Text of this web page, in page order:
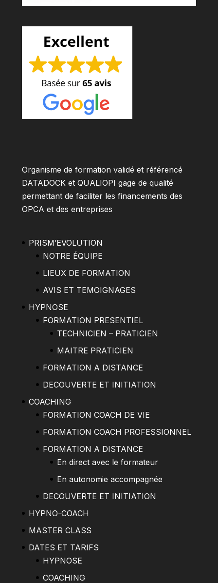
Organisme de formation validé et référencé
DATADOCK et QUALIOPI gage de qualité
permettant de faciliter les financements des
OPCA et des entreprises
PRISM’EVOLUTION
NOTRE ÉQUIPE
LIEUX DE FORMATION
AVIS ET TEMOIGNAGES
HYPNOSE
FORMATION PRESENTIEL
TECHNICIEN – PRATICIEN
MAITRE PRATICIEN
FORMATION A DISTANCE
DECOUVERTE ET INITIATION
COACHING
FORMATION COACH DE VIE
FORMATION COACH PROFESSIONNEL
FORMATION A DISTANCE
En direct avec le formateur
En autonomie accompagnée
DECOUVERTE ET INITIATION
HYPNO-COACH
MASTER CLASS
DATES ET TARIFS
HYPNOSE
COACHING